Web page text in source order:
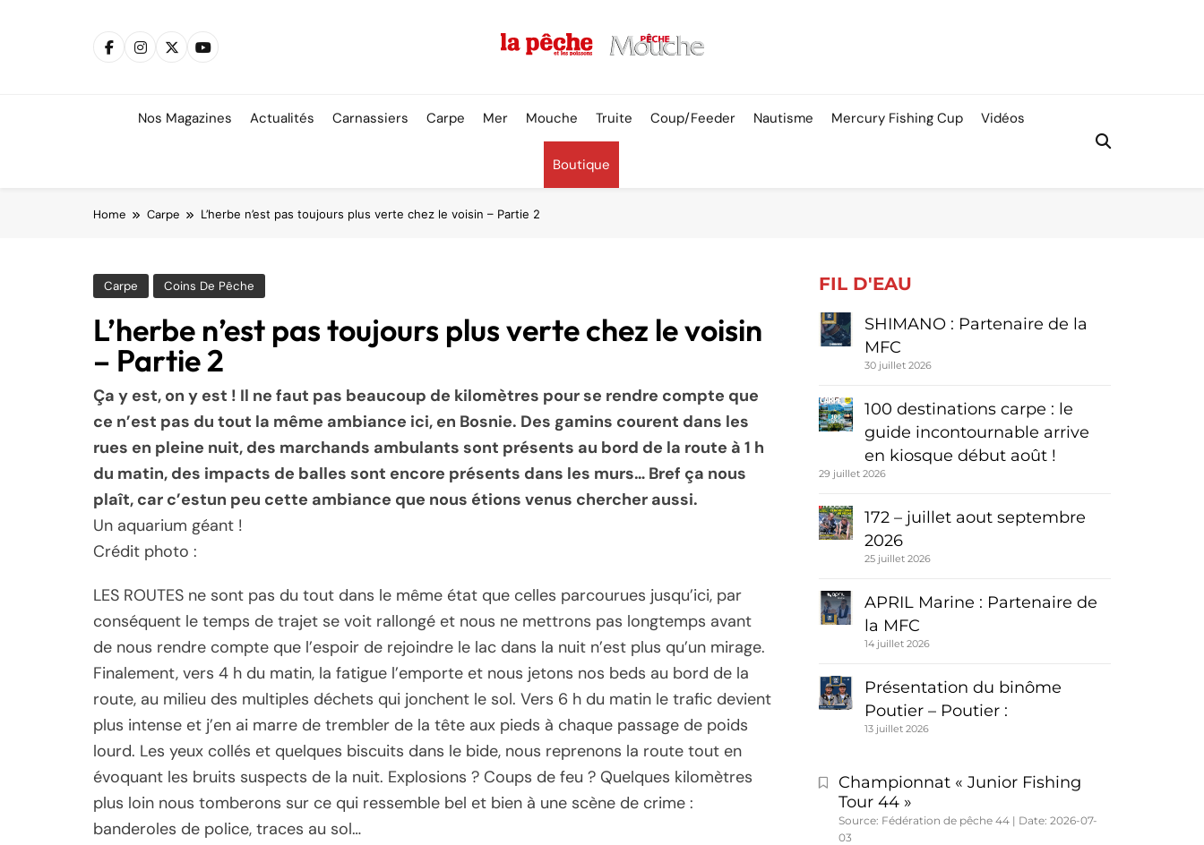
Nos Magazines Actualités Carnassiers Carpe Mer Mouche Truite Coup/Feeder Nautisme Mercury Fishing Cup Vidéos
Boutique
Home Carpe L’herbe n’est pas toujours plus verte chez le voisin – Partie 2
Carpe Coins De Pêche
L’herbe n’est pas toujours plus verte chez le voisin
– Partie 2
Ça y est, on y est ! Il ne faut pas beaucoup de kilomètres pour se rendre compte que
ce n’est pas du tout la même ambiance ici, en Bosnie. Des gamins courent dans les
rues en pleine nuit, des marchands ambulants sont présents au bord de la route à 1 h
du matin, des impacts de balles sont encore présents dans les murs… Bref ça nous
plaît, car c’estun peu cette ambiance que nous étions venus chercher aussi.
Un aquarium géant !
Crédit photo :
LES ROUTES ne sont pas du tout dans le même état que celles parcourues jusqu’ici, par
conséquent le temps de trajet se voit rallongé et nous ne mettrons pas longtemps avant
de nous rendre compte que l’espoir de rejoindre le lac dans la nuit n’est plus qu’un mirage.
Finalement, vers 4 h du matin, la fatigue l’emporte et nous jetons nos beds au bord de la
route, au milieu des multiples déchets qui jonchent le sol. Vers 6 h du matin le trafic devient
plus intense et j’en ai marre de trembler de la tête aux pieds à chaque passage de poids
lourd. Les yeux collés et quelques biscuits dans le bide, nous reprenons la route tout en
évoquant les bruits suspects de la nuit. Explosions ? Coups de feu ? Quelques kilomètres
plus loin nous tomberons sur ce qui ressemble bel et bien à une scène de crime :
banderoles de police, traces au sol…
FIL D'EAU
SHIMANO : Partenaire de la
MFC
30 juillet 2026
100 destinations carpe : le
guide incontournable arrive
en kiosque début août !
29 juillet 2026
172 – juillet aout septembre
2026
25 juillet 2026
APRIL Marine : Partenaire de
la MFC
14 juillet 2026
Présentation du binôme
Poutier – Poutier :
13 juillet 2026
Championnat « Junior Fishing
Tour 44 »
Source: Fédération de pêche 44
Date: 2026-07-
03